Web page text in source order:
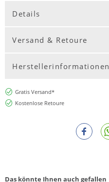
Details
Versand & Retoure
Herstellerinformationen
Gratis Versand*
Kostenlose Retoure
Das könnte Ihnen auch gefallen